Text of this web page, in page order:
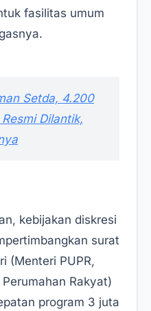
fasilitas umum
Setda, 4.200
Dilantik,
kebijakan diskresi
surat
(Menteri PUPR,
Rakyat)
program 3 juta